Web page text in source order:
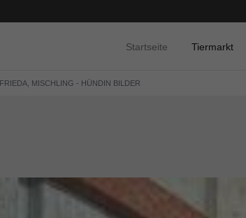
Startseite Tiermarkt
FRIEDA, MISCHLING - HÜNDIN BILDER